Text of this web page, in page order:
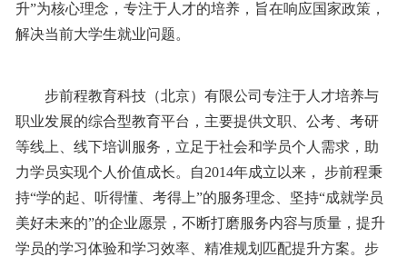
升”为核心理念，专注于人才的培养，旨在响应国家政策，
解决当前大学生就业问题。
步前程教育科技（北京）有限公司专注于人才培养与
职业发展的综合型教育平台，主要提供文职、公考、考研
等线上、线下培训服务，立足于社会和学员个人需求，助
力学员实现个人价值成长。自2014年成立以来， 步前程秉
持“学的起、听得懂、考得上”的服务理念、坚持“成就学员
美好未来的”的企业愿景，不断打磨服务内容与质量，提升
学员的学习体验和学习效率、精准规划匹配提升方案。步